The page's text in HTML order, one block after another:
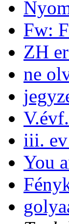
Fw:
ZH
ne
iii.
You